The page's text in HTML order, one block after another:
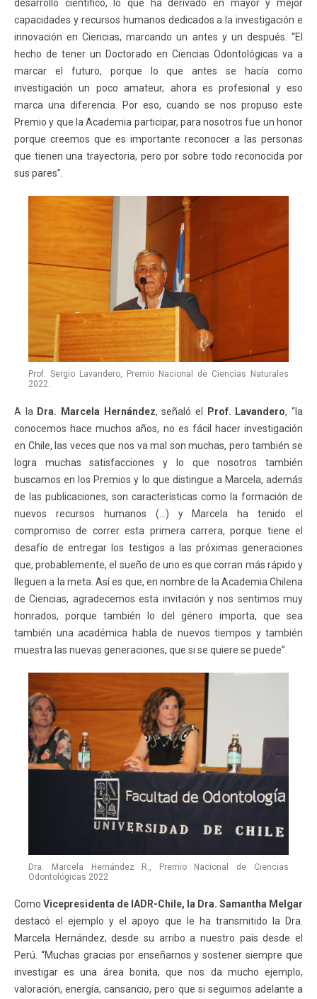
desarrollo científico, lo que ha derivado en mayor y mejor
capacidades y recursos humanos dedicados a la investigación e
innovación en Ciencias, marcando un antes y un después. “El
hecho de tener un Doctorado en Ciencias Odontológicas va a
marcar el futuro, porque lo que antes se hacía como
investigación un poco amateur, ahora es profesional y eso
marca una diferencia. Por eso, cuando se nos propuso este
Premio y que la Academia participar, para nosotros fue un honor
porque creemos que es importante reconocer a las personas
que tienen una trayectoria, pero por sobre todo reconocida por
sus pares”.
Prof. Sergio Lavandero, Premio Nacional de Ciencias Naturales
2022.
A la Dra. Marcela Hernández, señaló el Prof. Lavandero, “la
conocemos hace muchos años, no es fácil hacer investigación
en Chile, las veces que nos va mal son muchas, pero también se
logra muchas satisfacciones y lo que nosotros también
buscamos en los Premios y lo que distingue a Marcela, además
de las publicaciones, son características como la formación de
nuevos recursos humanos (…) y Marcela ha tenido el
compromiso de correr esta primera carrera, porque tiene el
desafío de entregar los testigos a las próximas generaciones
que, probablemente, el sueño de uno es que corran más rápido y
lleguen a la meta. Así es que, en nombre de la Academia Chilena
de Ciencias, agradecemos esta invitación y nos sentimos muy
honrados, porque también lo del género importa, que sea
también una académica habla de nuevos tiempos y también
muestra las nuevas generaciones, que si se quiere se puede”.
Dra. Marcela Hernández R., Premio Nacional de Ciencias
Odontológicas 2022
Como Vicepresidenta de IADR-Chile, la Dra. Samantha Melgar
destacó el ejemplo y el apoyo que le ha transmitido la Dra.
Marcela Hernández, desde su arribo a nuestro país desde el
Perú. “Muchas gracias por enseñarnos y sostener siempre que
investigar es una área bonita, que nos da mucho ejemplo,
valoración, energía, cansancio, pero que si seguimos adelante a